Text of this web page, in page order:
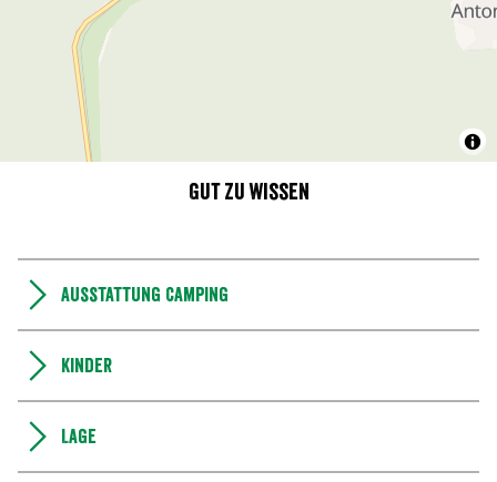
Gut zu wissen
Ausstattung Camping
Kinder
Lage